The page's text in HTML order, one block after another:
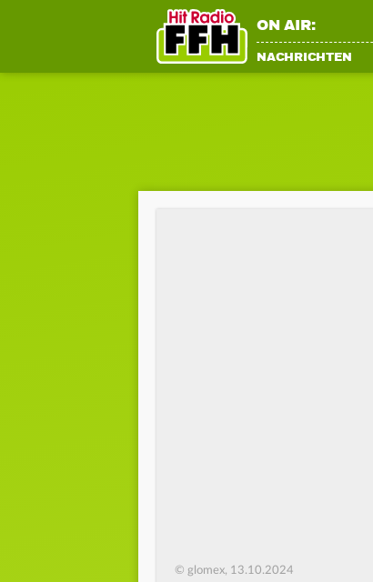
ON AIR:
NACHRICHTEN
© glomex, 13.10.2024